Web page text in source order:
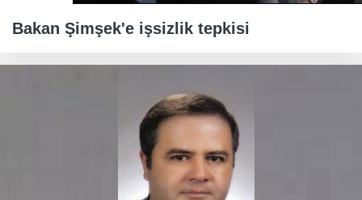
Bakan Şimşek'e işsizlik tepkisi